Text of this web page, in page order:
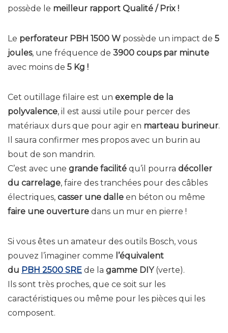
possède le meilleur rapport Qualité / Prix !
Le perforateur PBH 1500 W possède un impact de 5
joules, une fréquence de 3900 coups par minute
avec moins de 5 Kg !
Cet outillage filaire est un exemple de la
polyvalence, il est aussi utile pour percer des
matériaux durs que pour agir en marteau burineur.
Il saura confirmer mes propos avec un burin au
bout de son mandrin.
C’est avec une grande facilité qu’il pourra décoller
du carrelage, faire des tranchées pour des câbles
électriques, casser une dalle en béton ou même
faire une ouverture dans un mur en pierre !
Si vous êtes un amateur des outils Bosch, vous
pouvez l’imaginer comme l’équivalent
du PBH 2500 SRE de la gamme DIY(verte).
Ils sont très proches, que ce soit sur les
caractéristiques ou même pour les pièces qui les
composent.